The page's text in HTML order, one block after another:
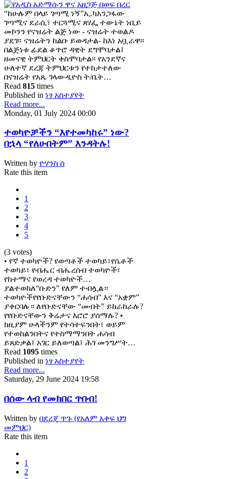
“ከሁሉም በላይ ገጣሚ ነኝ”ኢ.ካአንጋፋው
ገጣሚና ደራሲ፣ ተርጓሚና ጸሃፌ ተውኔት ነቢይ
መኮንን የናዝሬት ልጅ ነው - ናዝሬት ተወልዶ
ያደገ፡፡ ናዝሬትን ከልቡ ይወዳታል- ከእነ አቧራዋ፡፡
በልጅነቱ ፊደል ቆጥሮ ዳዊት ደግሞባታል፤
ዘመናዊ ትምህርት ቀስሞባታል፡፡ የአንደኛና
ሁለተኛ ደረጃ ትምህርቱን የተከታተለው
በናዝሬት የአጼ ገላውዲዮስ ት/ቤት…
Read 815 times
Published in ነፃ አስተያየት
Read more...
Monday, 01 July 2024 00:00
ተወካዮቻችን “እየተመካከሩ” ነው?
በኋላ “የለሁበትም” እንዳትሉ!
Written by ዮሃንስ ሰ
Rate this item
1
2
3
4
5
(3 votes)
• የኛ ተወካዮች? የወጣቶች ተወካይ፣የሴቶች
ተወካይ፣ የብሔር ብሔረሰብ ተወካዮች፣
የከተማና የወረዳ ተወካዮች…
ያልተወከለ“ቡድን” የለም ተብሏል።
ተወካዮችየየቡድናቸውን “ሐሳብ” እና “አቋም”
ያቀርባሉ። ለየቡድናቸው “መብት” ይከራከራሉ?
የየቡድናቸውን ቅሬታና እሮሮ ያሰማሉ? •
ከዚያም ሁላችንም የተሳተፍንበት፣ ወይም
የተወከልንበትና የተስማማንበት ሐሳብ
ይጸድቃል፤ አገር ይለወጣል፤ ሕገ መንግሥት…
Read 1095 times
Published in ነፃ አስተያየት
Read more...
Saturday, 29 June 2024 19:58
በሰው ላብ የመክበር ጥበብ!
Written by በደረጄ ጥጉ (የአለም አቀፍ ህግ
መምህር)
Rate this item
1
2